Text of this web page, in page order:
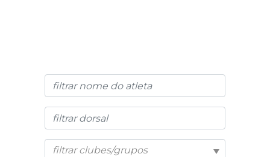
filtrar clubes/grupos